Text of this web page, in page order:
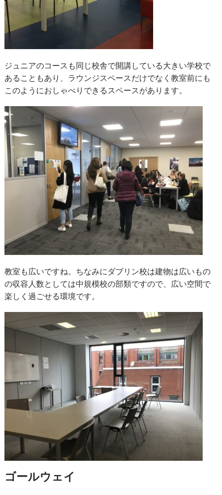
ジュニアのコースも同じ校舎で開講している大きい学校で
あることもあり、ラウンジスペースだけでなく教室前にも
このようにおしゃべりできるスペースがあります。
教室も広いですね。ちなみにダブリン校は建物は広いもの
の収容人数としては中規模校の部類ですので、広い空間で
楽しく過ごせる環境です。
ゴールウェイ